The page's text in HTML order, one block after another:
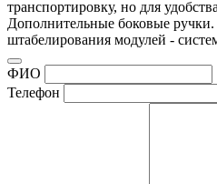
транспортировку, но для
Дополнительные боковые
штабелирования модулей -
ФИО
Телефон